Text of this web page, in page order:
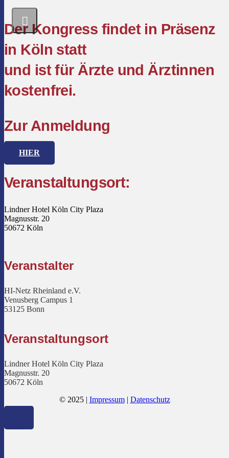
Der Kongress findet in Präsenz
in Köln statt
und ist für Ärzte und Ärztinnen
kostenfrei.
Zur Anmeldung
HIER
Veranstaltungsort:
Lindner Hotel Köln City Plaza
Magnusstr. 20
50672 Köln
Veranstalter
HI-Netz Rheinland e.V.
Venusberg Campus 1
53125 Bonn
Veranstaltungsort
Lindner Hotel Köln City Plaza
Magnusstr. 20
50672 Köln
© 2025 | Impressum| Datenschutz